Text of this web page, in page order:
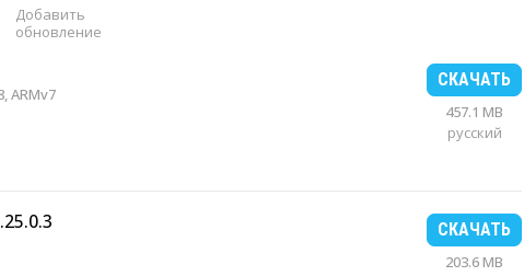
Добавить
обновление
ARMv7
СКАЧАТЬ
457.1 MB
русский
СКАЧАТЬ
203.6 MB